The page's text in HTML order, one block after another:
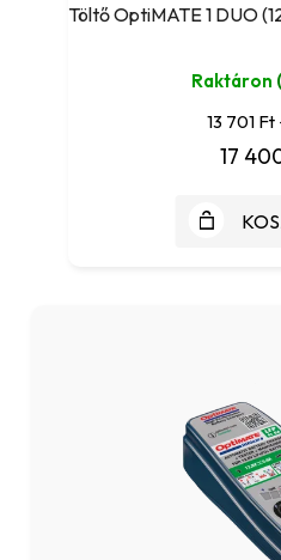
Töltő OptiMATE 1 DUO
Raktáron
13 701 Ft
17